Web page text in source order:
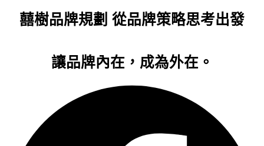
囍樹品牌規劃 從品牌策略思考出發
讓品牌內在，成為外在。